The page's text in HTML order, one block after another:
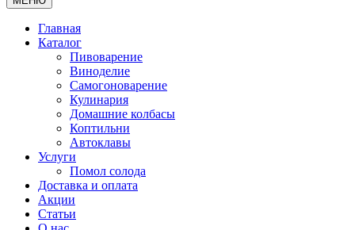
Главная
Каталог
Пивоварение
Виноделие
Самогоноварение
Кулинария
Домашние колбасы
Коптильни
Автоклавы
Услуги
Помол солода
Доставка и оплата
Акции
Статьи